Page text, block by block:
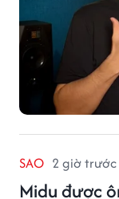
SAO 2 giờ trước
Midu được